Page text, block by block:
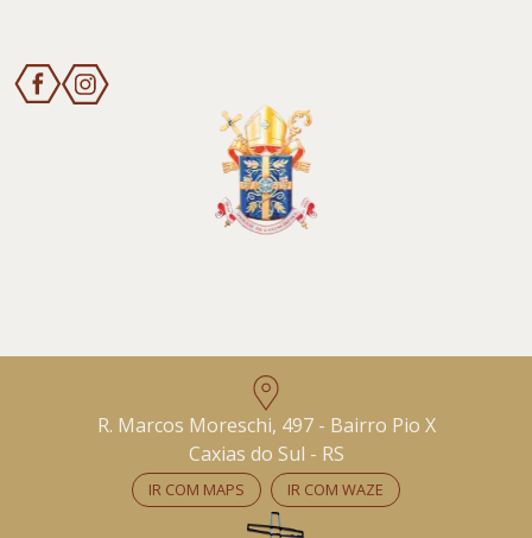
R. Marcos Moreschi, 497 - Bairro Pio X
Caxias do Sul - RS
IR COM MAPS IR COM WAZE